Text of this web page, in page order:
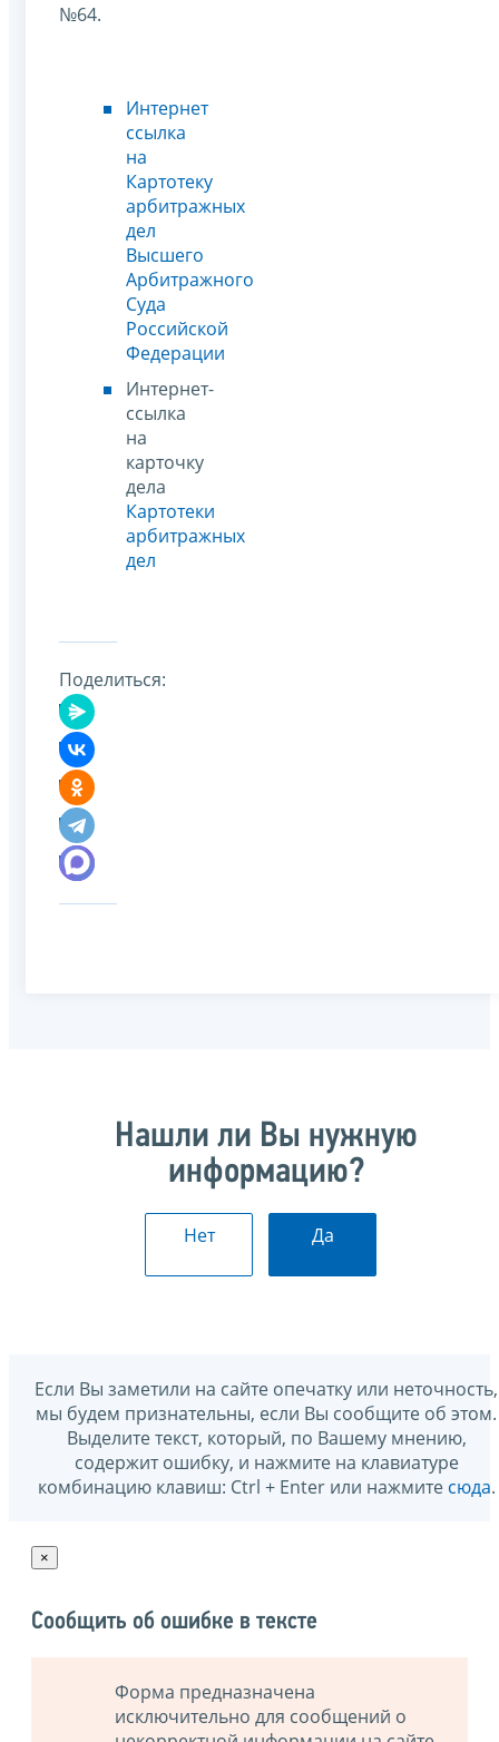
№64.
Интернет
ссылка
на
Картотеку
арбитражных
дел
Высшего
Арбитражного
Суда
Российской
Федерации
Интернет-
ссылка
на
карточку
дела
Картотеки
арбитражных
дел
Поделиться:
Нашли ли Вы нужную
информацию?
Нет Да
Если Вы заметили на сайте опечатку или неточность,
мы будем признательны, если Вы сообщите об этом.
Выделите текст, который, по Вашему мнению,
содержит ошибку, и нажмите на клавиатуре
комбинацию клавиш: Ctrl + Enter или нажмите сюда.
×
Сообщить об ошибке в тексте
Форма предназначена
исключительно для сообщений о